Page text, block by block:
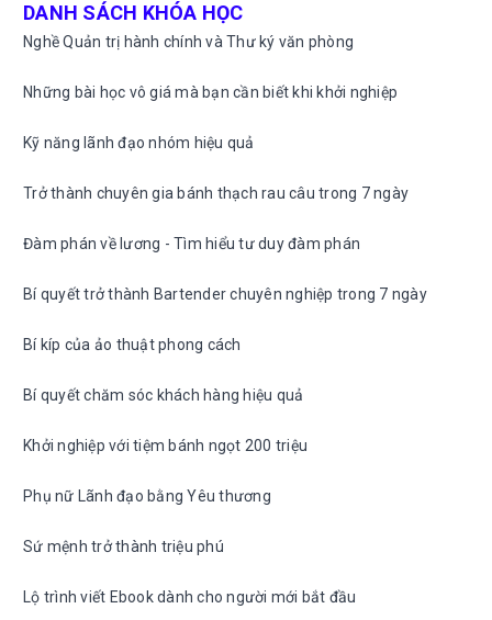
DANH SÁCH KHÓA HỌC
Nghề Quản trị hành chính và Thư ký văn phòng
Những bài học vô giá mà bạn cần biết khi khởi nghiệp
Kỹ năng lãnh đạo nhóm hiệu quả
Trở thành chuyên gia bánh thạch rau câu trong 7 ngày
Đàm phán về lương - Tìm hiểu tư duy đàm phán
Bí quyết trở thành Bartender chuyên nghiệp trong 7 ngày
Bí kíp của ảo thuật phong cách
Bí quyết chăm sóc khách hàng hiệu quả
Khởi nghiệp với tiệm bánh ngọt 200 triệu
Phụ nữ Lãnh đạo bằng Yêu thương
Sứ mệnh trở thành triệu phú
Lộ trình viết Ebook dành cho người mới bắt đầu